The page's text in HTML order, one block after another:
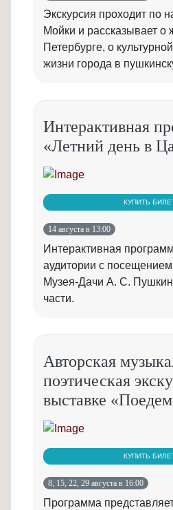
Экскурсия проходит по
Мойки и рассказывает о
Петербурге, о
жизни города в
Интерактивная
«Летний день в
КУПИТЬ
14 августа в 13:00
Интерактивная
аудитории с
Музея-Дачи А. С.
части.
Авторская
поэтическая
выставке
КУПИТЬ
8, 15, 22, 29 августа в 16:00
Программа